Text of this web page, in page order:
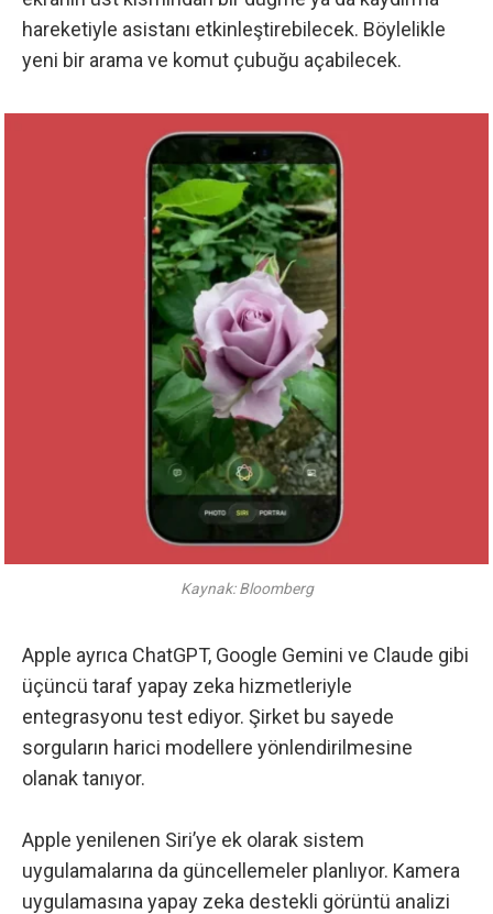
hareketiyle asistanı etkinleştirebilecek. Böylelikle
yeni bir arama ve komut çubuğu açabilecek.
Kaynak: Bloomberg
Apple ayrıca ChatGPT, Google Gemini ve Claude gibi
üçüncü taraf yapay zeka hizmetleriyle
entegrasyonu test ediyor. Şirket bu sayede
sorguların harici modellere yönlendirilmesine
olanak tanıyor.
Apple yenilenen Siri’ye ek olarak sistem
uygulamalarına da güncellemeler planlıyor. Kamera
uygulamasına yapay zeka destekli görüntü analizi